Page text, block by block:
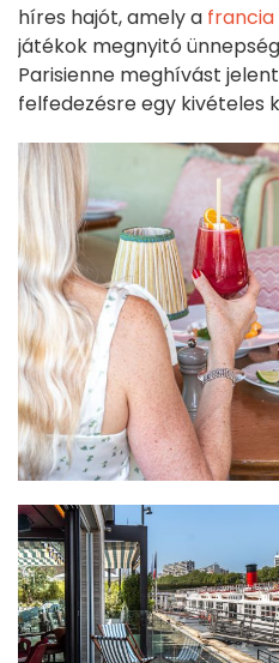
híres hajót, amely a
játékok megnyitó
Parisienne meghívást
felfedezésre egy kivételes